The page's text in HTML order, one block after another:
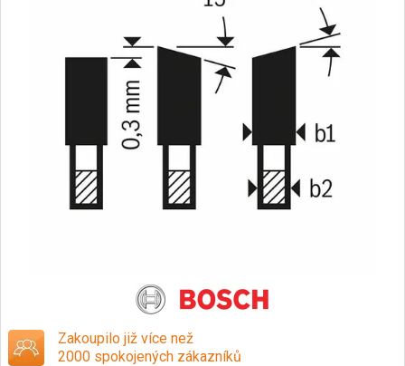
Zakoupilo již více než
2000 spokojených zákazníků